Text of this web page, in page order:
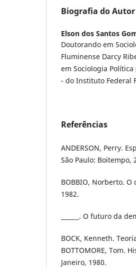
Biografia do Autor
Elson dos Santos
Doutorando em
Fluminense Darcy
em Sociologia
- do Instituto Federal
Referências
ANDERSON, Perry.
São Paulo: Boitempo,
BOBBIO, Norberto. O
1982.
______. O futuro da
BOCK, Kenneth.
BOTTOMORE, Tom.
Janeiro, 1980.